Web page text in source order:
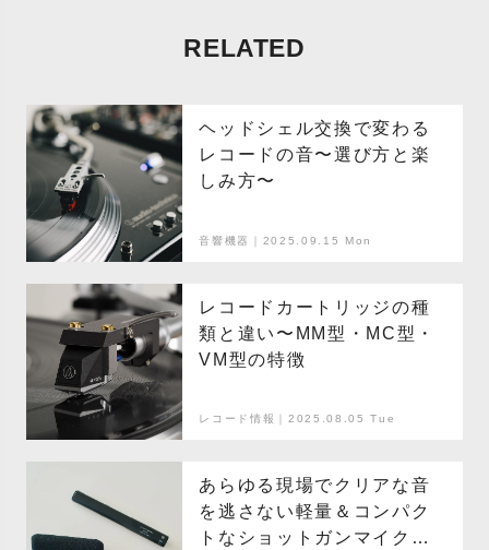
RELATED
ヘッドシェル交換で変わる
レコードの音〜選び方と楽
しみ方〜
音響機器｜2025.09.15 Mon
レコードカートリッジの種
類と違い〜MM型・MC型・
VM型の特徴
レコード情報｜2025.08.05 Tue
あらゆる現場でクリアな音
を逃さない軽量＆コンパク
トなショットガンマイク